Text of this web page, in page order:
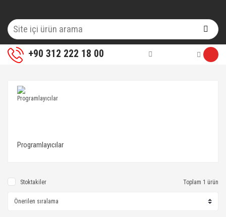
+90 312 222 18 00
Programlayıcılar
Stoktakiler Toplam 1 ürün